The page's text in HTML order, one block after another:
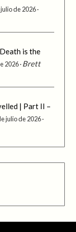
de 2026
is the
2026 Brett
| Part II –
julio de 2026